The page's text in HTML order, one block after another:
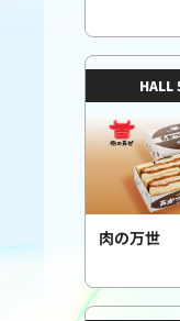
HALL
肉の万世